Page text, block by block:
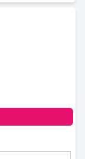
un service
Apartments &
un hôtel
et